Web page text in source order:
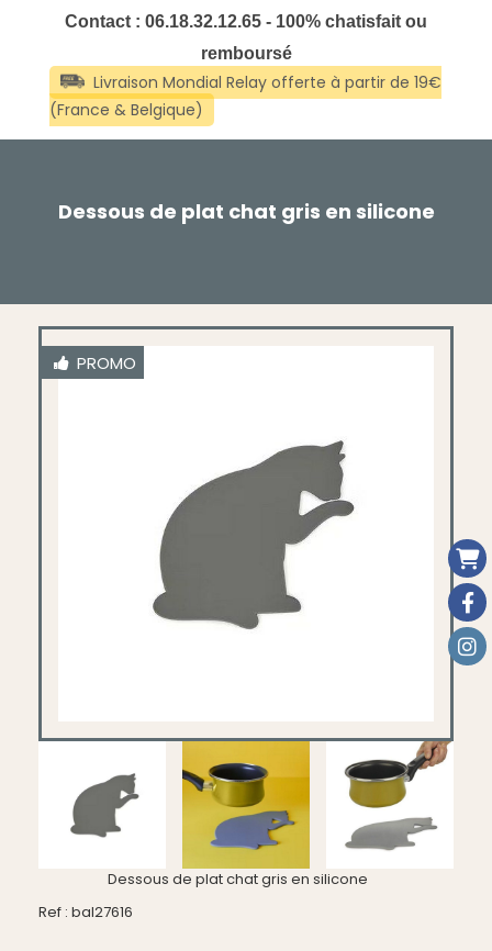
Contact : 06.18.32.12.65 - 100% chatisfait ou
remboursé
Dessous de plat chat gris en silicone
PROMO
Dessous de plat chat gris en silicone
Ref : bal27616